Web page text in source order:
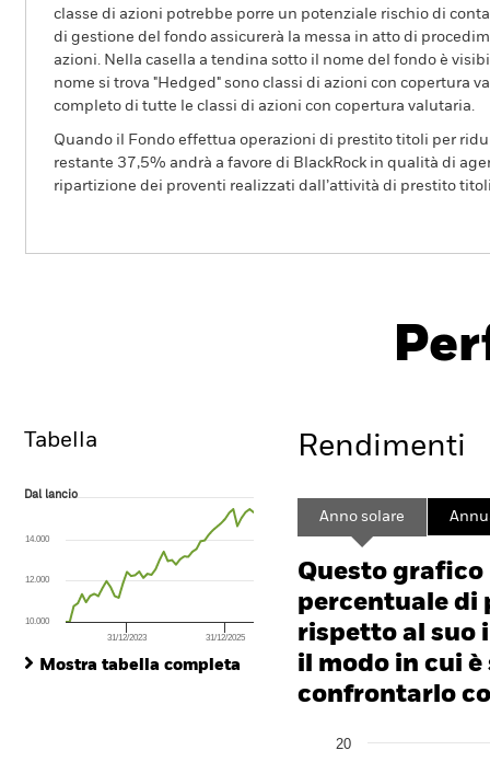
classe di azioni potrebbe porre un potenziale rischio di
di gestione del fondo assicurerà la messa in atto di
azioni. Nella casella a tendina sotto il nome del fondo è
nome si trova "Hedged" sono classi di azioni con copertura
completo di tutte le classi di azioni con copertura valutaria.
Quando il Fondo effettua operazioni di prestito titoli per
restante 37,5% andrà a favore di BlackRock in qualità di
ripartizione dei proventi realizzati dall’attività di prestito
Tabella
Dal lancio
The chart has 1 X axis displaying Time. Range: 2022-09-30 00:00:00 to
The chart has 1 Y axis displaying values. Range: 0 to 60.
Dal lancio
31/12/2023 31/12/2025
10.000
12.000
14.000
Mostra tabella completa
Rendimenti
Anno solare
Questo
percentuale di
rispetto al suo
il modo in cui
confrontarlo
Chart
Bar chart with 2 data
20